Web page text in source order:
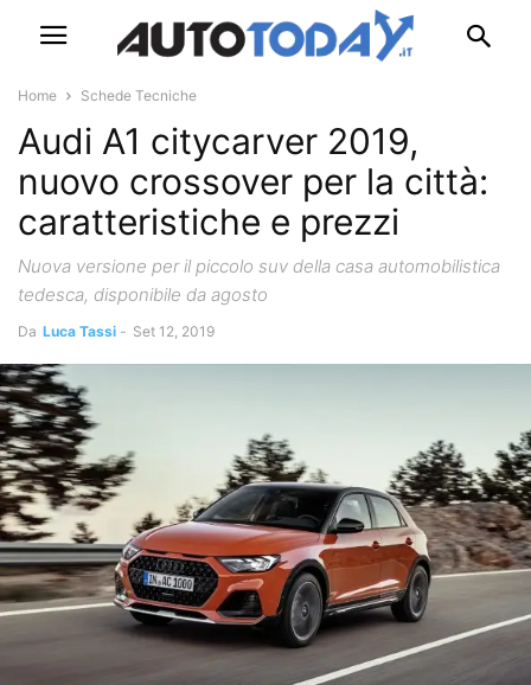
Home Schede Tecniche
Audi A1 citycarver 2019,
nuovo crossover per la città:
caratteristiche e prezzi
Nuova versione per il piccolo suv della casa automobilistica
tedesca, disponibile da agosto
Da Luca Tassi - Set 12, 2019